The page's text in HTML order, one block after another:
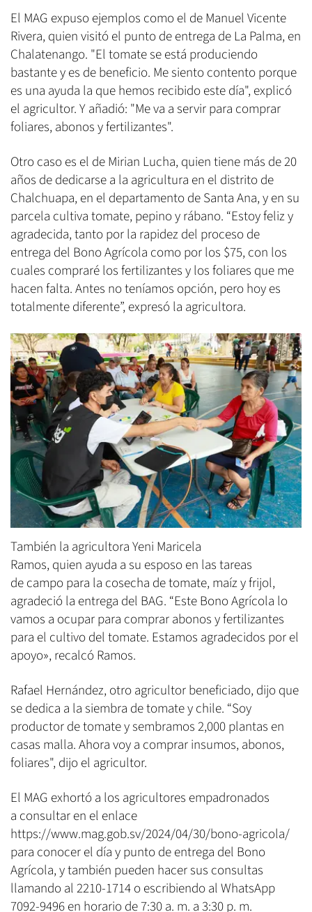
El MAG expuso ejemplos como el de Manuel Vicente
Rivera, quien visitó el punto de entrega de La Palma, en
Chalatenango. "El tomate se está produciendo
bastante y es de beneficio. Me siento contento porque
es una ayuda la que hemos recibido este día", explicó
el agricultor. Y añadió: "Me va a servir para comprar
foliares, abonos y fertilizantes".
Otro caso es el de Mirian Lucha, quien tiene más de 20
años de dedicarse a la agricultura en el distrito de
Chalchuapa, en el departamento de Santa Ana, y en su
parcela cultiva tomate, pepino y rábano. “Estoy feliz y
agradecida, tanto por la rapidez del proceso de
entrega del Bono Agrícola como por los $75, con los
cuales compraré los fertilizantes y los foliares que me
hacen falta. Antes no teníamos opción, pero hoy es
totalmente diferente”, expresó la agricultora.
También la agricultora Yeni Maricela
Ramos, quien ayuda a su esposo en las tareas
de campo para la cosecha de tomate, maíz y frijol,
agradeció la entrega del BAG. “Este Bono Agrícola lo
vamos a ocupar para comprar abonos y fertilizantes
para el cultivo del tomate. Estamos agradecidos por el
apoyo», recalcó Ramos.
Rafael Hernández, otro agricultor beneficiado, dijo que
se dedica a la siembra de tomate y chile. “Soy
productor de tomate y sembramos 2,000 plantas en
casas malla. Ahora voy a comprar insumos, abonos,
foliares", dijo el agricultor.
El MAG exhortó a los agricultores empadronados
a consultar en el enlace
https://www.mag.gob.sv/2024/04/30/bono-agricola/
para conocer el día y punto de entrega del Bono
Agrícola, y también pueden hacer sus consultas
llamando al 2210-1714 o escribiendo al WhatsApp
7092-9496 en horario de 7:30 a. m. a 3:30 p. m.